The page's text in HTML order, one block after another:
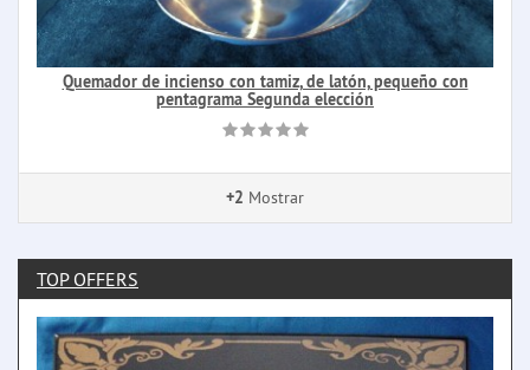
Quemador de incienso con tamiz, de latón, pequeño con
pentagrama Segunda elección
+2 Mostrar
TOP OFFERS